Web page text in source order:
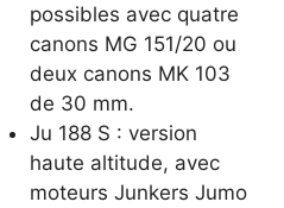
possibles avec quatre
canons MG 151/20 ou
deux canons MK 103
de 30 mm.
Ju 188 S : version
haute altitude, avec
moteurs Junkers Jumo